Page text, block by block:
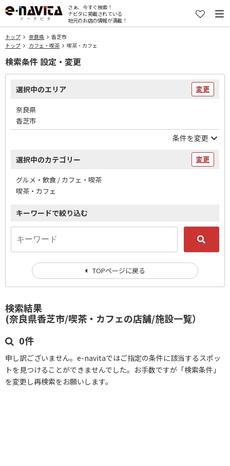
さぁ、今すぐ検索！
ナビタに掲載されている
地元のお店の情報が満載！
トップ 奈良県
香芝市
トップ
カフェ・喫茶 喫茶・カフェ
検索結果
(奈良県香芝市/喫茶・カフェの店舗/施設一覧）
0件
申し訳ございません。e-navitaではご指定の条件に該当するスポッ
トを見つけることができませんでした。お手数ですが「検索条件」
を変更し再検索をお願いします。
検索条件 設定・変更
選択中のエリア 変更
奈良県
香芝市
条件を変更
選択中のカテゴリー 変更
グルメ・飲食 / カフェ・喫茶
喫茶・カフェ
キーワードで絞り込む
TOPページに戻る